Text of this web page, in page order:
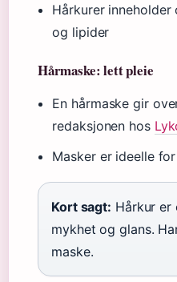
Hårkurer
og lipider
Hårmaske: lett pleie
En hårmaske gir
redaksjonen hos
Masker er ideelle
Kort sagt: Hårkur er
mykhet og glans.
maske.